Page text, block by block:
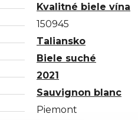
Kvalitné biele vína
150945
Taliansko
Biele suché
2021
Sauvignon blanc
Piemont